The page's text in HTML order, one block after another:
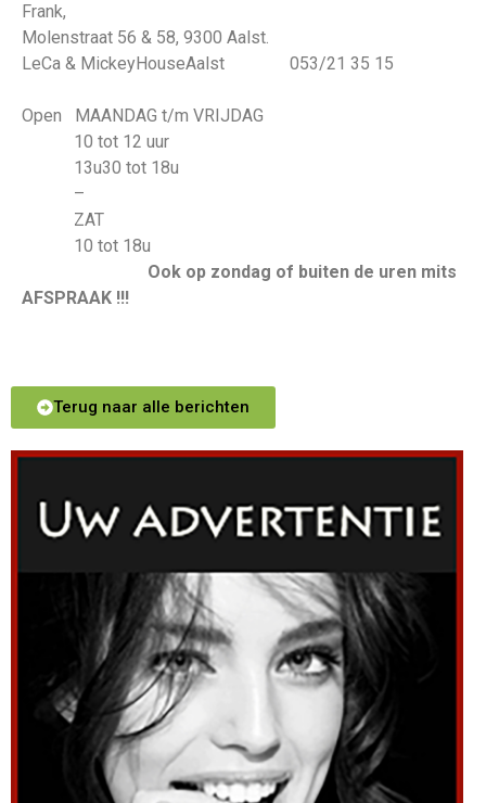
Frank,
Molenstraat 56 & 58, 9300 Aalst.
LeCa & MickeyHouseAalst 053/21 35 15
Open MAANDAG t/m VRIJDAG
10 tot 12 uur
13u30 tot 18u
–
ZAT
10 tot 18u
Ook op zondag of buiten de uren mits
AFSPRAAK !!!
Terug naar alle berichten